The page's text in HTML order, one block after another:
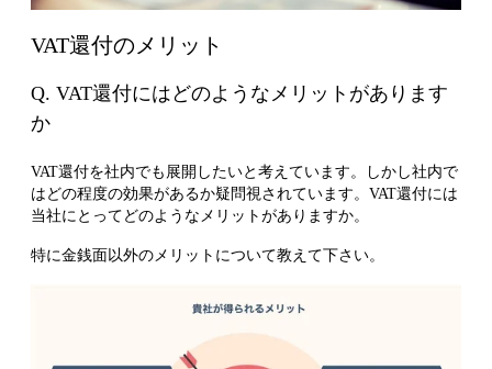
VAT還付のメリット
Q. VAT還付にはどのようなメリットがあります
か
VAT還付を社内でも展開したいと考えています。しかし社内で
はどの程度の効果があるか疑問視されています。VAT還付には
当社にとってどのようなメリットがありますか。
特に金銭面以外のメリットについて教えて下さい。